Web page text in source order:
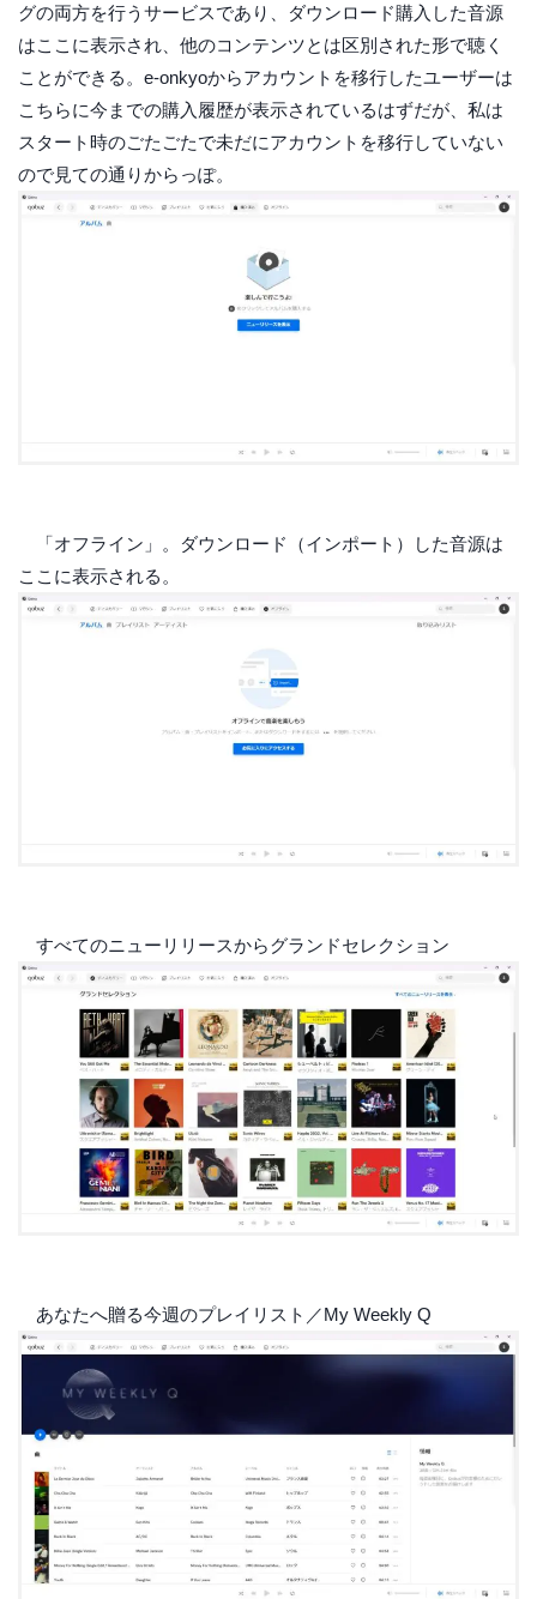
グの両方を行うサービスであり、ダウンロード購入した音源
はここに表示され、他のコンテンツとは区別された形で聴く
ことができる。e-onkyoからアカウントを移行したユーザーは
こちらに今までの購入履歴が表示されているはずだが、私は
スタート時のごたごたで未だにアカウントを移行していない
ので見ての通りからっぽ。
「オフライン」。ダウンロード（インポート）した音源は
ここに表示される。
すべてのニューリリースからグランドセレクション
あなたへ贈る今週のプレイリスト／My Weekly Q